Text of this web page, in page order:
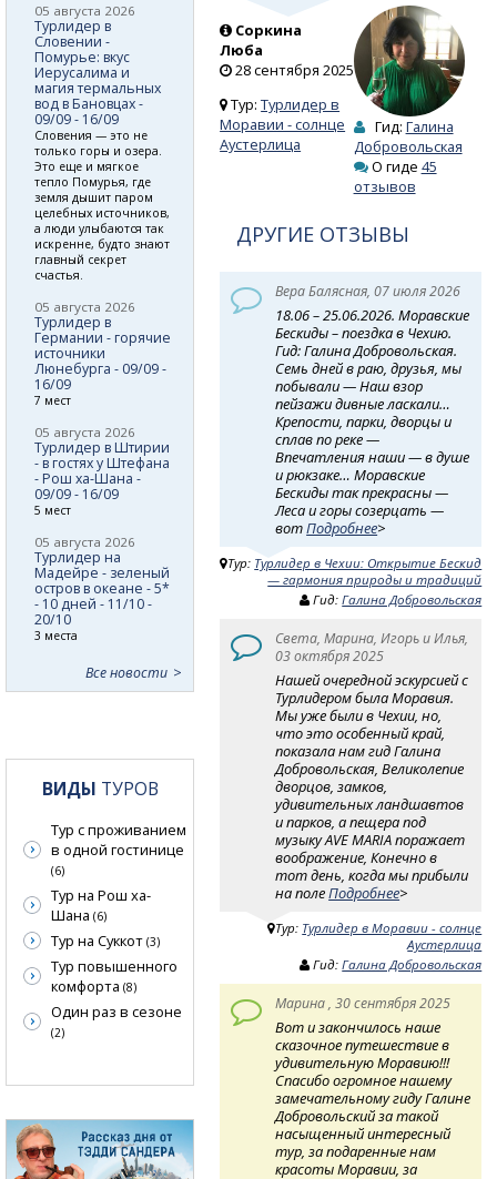
Соркина
Люба
28 сентября 2025
Тур:Турлидер в
Моравии - солнце
Аустерлица
Гид: Галина
Добровольская
О гиде 45
отзывов
ДРУГИЕ ОТЗЫВЫ
Вера Балясная, 07 июля 2026
18.06 – 25.06.2026. Моравские
Бескиды – поездка в Чехию.
Гид: Галина Добровольская.
Семь дней в раю, друзья, мы
побывали — Наш взор
пейзажи дивные ласкали…
Крепости, парки, дворцы и
сплав по реке —
Впечатления наши — в душе
и рюкзаке… Моравские
Бескиды так прекрасны —
Леса и горы созерцать —
вотПодробнее>
Тур: Турлидер в Чехии: Открытие Бескид
— гармония природы и традиций
Гид:Галина Добровольская
Света, Марина, Игорь и Илья,
03 октября 2025
Нашей очередной эскурсией с
Турлидером была Моравия.
Мы уже были в Чехии, но,
что это особенный край,
показала нам гид Галина
Добровольская, Великолепие
дворцов, замков,
удивительных ландшавтов
и парков, а пещера под
музыку AVE MARIA поражает
воображение, Конечно в
тот день, когда мы прибыли
на полеПодробнее>
Тур: Турлидер в Моравии - солнце
Аустерлица
Гид:Галина Добровольская
Марина , 30 сентября 2025
Вот и закончилось наше
сказочное путешествие в
удивительную Моравию!!!
Спасибо огромное нашему
замечательному гиду Галине
Добровольский за такой
насыщенный интересный
тур, за подаренные нам
красоты Моравии, за
05 августа 2026
Турлидер в
Словении -
Помурье: вкус
Иерусалима и
магия термальных
вод в Бановцах -
09/09 - 16/09
Словения — это не
только горы и озера.
Это еще и мягкое
тепло Помурья, где
земля дышит паром
целебных источников,
а люди улыбаются так
искренне, будто знают
главный секрет
счастья.
05 августа 2026
Турлидер в
Германии - горячие
источники
Люнебурга - 09/09 -
16/09
7 мест
05 августа 2026
Турлидер в Штирии
- в гостях у Штефана
- Рош ха-Шана -
09/09 - 16/09
5 мест
05 августа 2026
Турлидер на
Мадейре - зеленый
остров в океане - 5*
- 10 дней - 11/10 -
20/10
3 места
Все новости
ВИДЫ ТУРОВ
Тур с проживанием
в одной гостинице
(6)
Тур на Рош ха-
Шана (6)
Тур на Суккот (3)
Тур повышенного
комфорта (8)
Один раз в сезоне
(2)